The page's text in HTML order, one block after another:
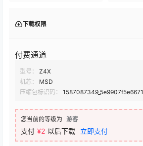
下载权限
付费通道
型号：
Z4X
机芯：
MSD
压缩包标识码：
1587087349_5e9907f5e6671
您当前的等级为 游客
支付 ¥2 以后下载 立即支付